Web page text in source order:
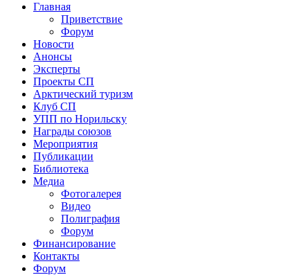
Главная
Приветствие
Форум
Новости
Анонсы
Эксперты
Проекты СП
Арктический туризм
Клуб СП
УПП по Норильску
Награды союзов
Мероприятия
Публикации
Библиотека
Медиа
Фотогалерея
Видео
Полиграфия
Форум
Финансирование
Контакты
Форум